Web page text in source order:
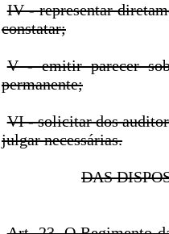
IV - representar
constatar;
V - emitir parecer
permanente;
VI - solicitar dos
julgar necessárias.
DAS